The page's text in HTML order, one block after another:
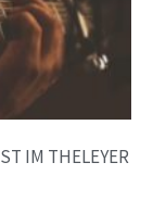
IM THELEYER